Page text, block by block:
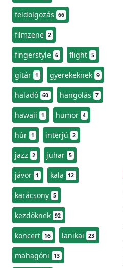
feldolgozás 66
filmzene 2
fingerstyle 6 flight 5
gitár 1 gyerekeknek 9
haladó 60 hangolás 7
hawaii 1 humor 4
húr 1 interjú 2
jazz 2 juhar 5
jávor 1 kala 12
karácsony 5
kezdőknek 92
koncert 16 lanikai 23
mahagóni 13